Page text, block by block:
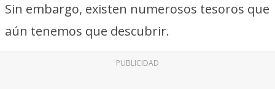
Sin embargo, existen numerosos tesoros que
aún tenemos que descubrir.
PUBLICIDAD